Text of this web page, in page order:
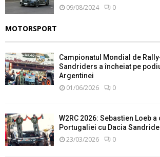
09/08/2024 0
MOTORSPORT
Campionatul Mondial de
Sandriders a încheiat pe
Argentinei
01/06/2026 0
W2RC 2026: Sebastien Loeb a
Portugaliei cu Dacia
23/03/2026 0